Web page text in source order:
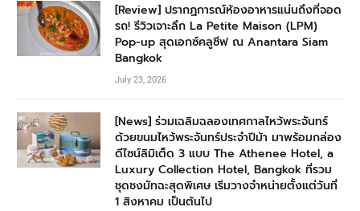
[Review] ปรากฏการณ์ห้องอาหารแน่นถึงที่จอด
รถ! รีวิวเจาะลึก La Petite Maison (LPM)
Pop-up สุดเอกซ์คลูซีฟ ณ Anantara Siam
Bangkok
July 23, 2026
[News] ร่วมเฉลิมฉลองเทศกาลไหว้พระจันทร์
ด้วยขนมไหว้พระจันทร์ประจำปีม้า มาพร้อมกล่อง
ดีไซน์ลิมิเต็ด 3 แบบ The Athenee Hotel, a
Luxury Collection Hotel, Bangkok ที่รวม
ชุดชงมัทฉะสุดพิเศษ เริ่มวางจำหน่ายตั้งแต่วันที่
1 สิงหาคม เป็นต้นไป